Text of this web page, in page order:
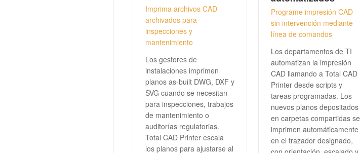
Imprima archivos CAD
archivados para
inspecciones y
mantenimiento
Los gestores de
instalaciones imprimen
planos as-built DWG, DXF y
SVG cuando se necesitan
para inspecciones, trabajos
de mantenimiento o
auditorías regulatorias.
Total CAD Printer escala
los planos para ajustarse al
Programe impresión CAD
sin intervención mediante
línea de comandos
Los departamentos de TI
automatizan la impresión
CAD llamando a Total CAD
Printer desde scripts y
tareas programadas. Los
nuevos planos depositados
en carpetas compartidas se
imprimen automáticamente
en el trazador designado,